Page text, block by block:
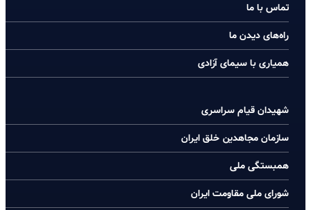
تماس با ما
راه‌های دیدن ما
همیاری با سیمای آزادی
شهیدان قیام سراسری
سازمان مجاهدین خلق ایران
همبستگی ملی
شورای ملی مقاومت ایران